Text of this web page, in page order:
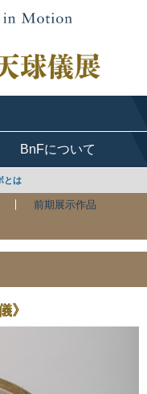
BnFについて
とは
前期展示作品
》